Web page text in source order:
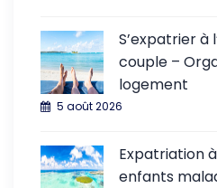
S’expatrier à
couple –
logement
5 août 2026
Expatriation
enfants